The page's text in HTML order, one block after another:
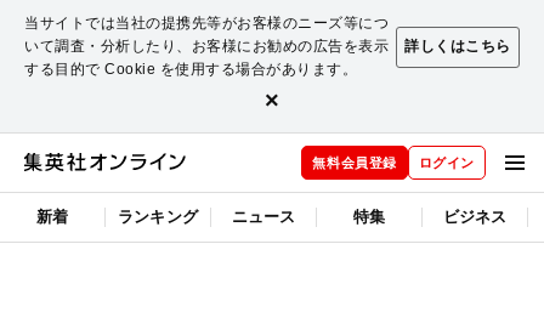
当サイトでは当社の提携先等がお客様のニーズ等につ
いて調査・分析したり、お客様にお勧めの広告を表示
する目的で Cookie を使用する場合があります。
詳しくはこちら
×
無料会員登録 ログイン
新着 ランキング ニュース 特集 ビジネス